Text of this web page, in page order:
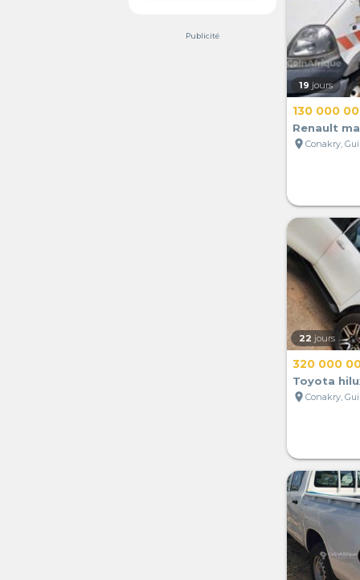
Publicité
19 jours
130 000
Renault
location_on Conakry,
22 jours
320 000
Toyota
location_on Conakry,